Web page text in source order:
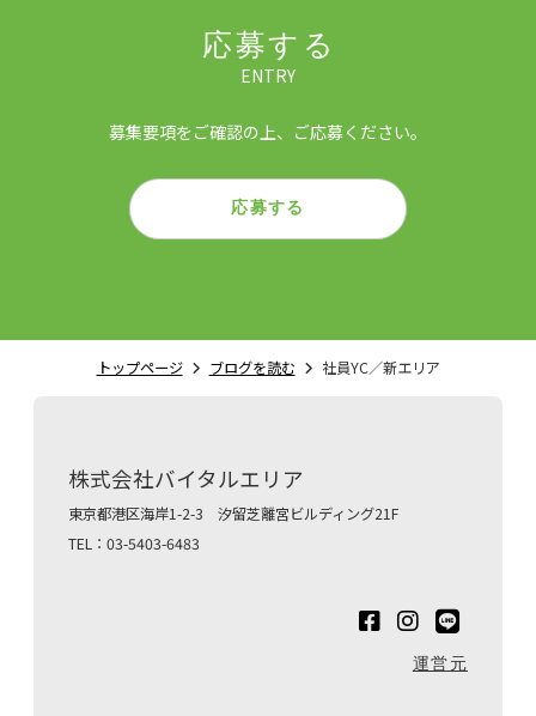
応募する
ENTRY
募集要項をご確認の上、ご応募ください。
応募する
トップページ ブログを読む 社員YC／新エリア
株式会社バイタルエリア
東京都港区海岸1-2-3 汐留芝離宮ビルディング21F
TEL：03-5403-6483
運営元